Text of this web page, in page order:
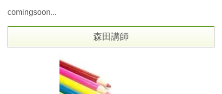
comingsoon...
森田講師